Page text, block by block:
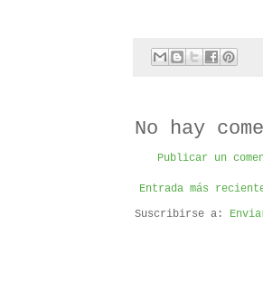
No hay
Publicar un
Entrada más
Suscribirse a: